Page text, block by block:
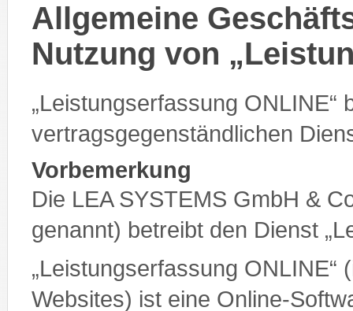
Allgemeine
Nutzung von
„Leistungserfassung ONLINE“
vertragsgegenständlichen
Vorbemerkung
Die LEA SYSTEMS GmbH &
genannt) betreibt den Dienst
„Leistungserfassung
Websites) ist eine Online-